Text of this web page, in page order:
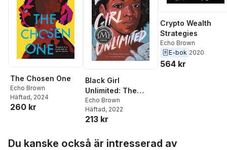
The Chosen One
Echo Brown
Häftad, 2024
260 kr
Black Girl
Unlimited: The
Remarkable Story
of a Teenage
Wizard
Echo Brown
Häftad, 2022
213 kr
Crypto Wealth
Strategies
Echo Brown
E-bok 2020
564 kr
Du kanske också är intresserad av